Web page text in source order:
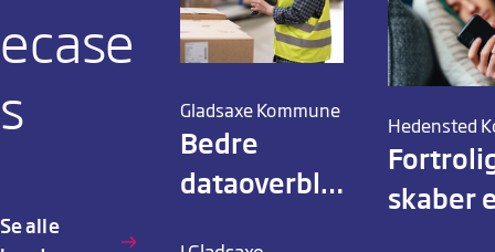
eller
fagsystemets
ecase
s
Se alle
Gladsaxe Kommune
Bedre
dataoverblik
Hedensted
skaber